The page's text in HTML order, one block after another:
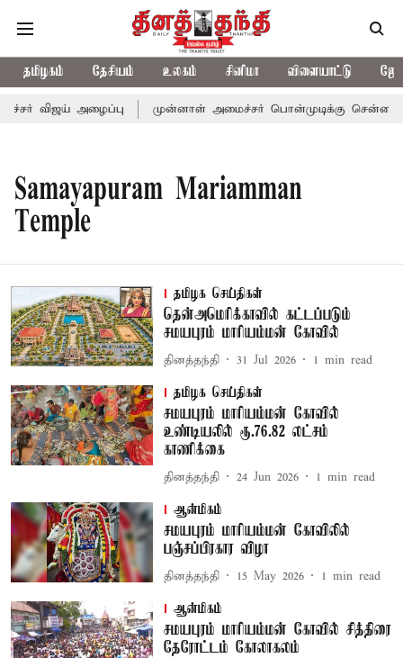
தமிழகம் தேசியம் உலகம் சினிமா விளையாட்டு
விஜய் அழைப்பு முன்னாள் அமைச்சர் பொன்முடிக்கு சென்னை
Samayapuram Mariamman
Temple
தமிழக செய்திகள்
தென்அமெரிக்காவில் கட்டப்படும்
சமயபுரம் மாரியம்மன் கோவில்
தினத்தந்தி 31 Jul 2026 1 min read
தமிழக செய்திகள்
சமயபுரம் மாரியம்மன் கோவில்
உண்டியலில் ரூ.76.82 லட்சம்
காணிக்கை
தினத்தந்தி 24 Jun 2026 1 min read
ஆன்மிகம்
சமயபுரம் மாரியம்மன் கோவிலில்
பஞ்சப்பிரகார விழா
தினத்தந்தி 15 May 2026 1 min read
ஆன்மிகம்
சமயபுரம் மாரியம்மன் கோவில் சித்திரை
தேரோட்டம் கோலாகலம்